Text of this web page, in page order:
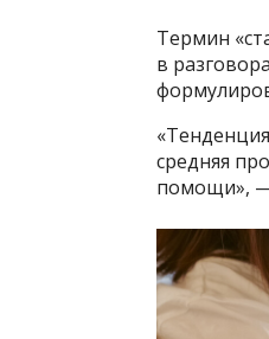
Термин
в
средняя
помощи», —